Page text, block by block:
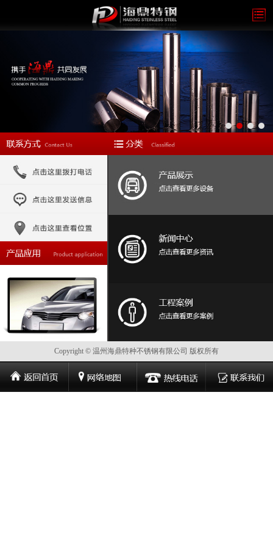
Copyright © 温州海鼎特种不锈钢有限公司 版权所有